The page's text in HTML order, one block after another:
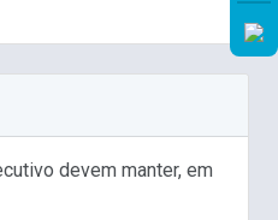
devem manter, em